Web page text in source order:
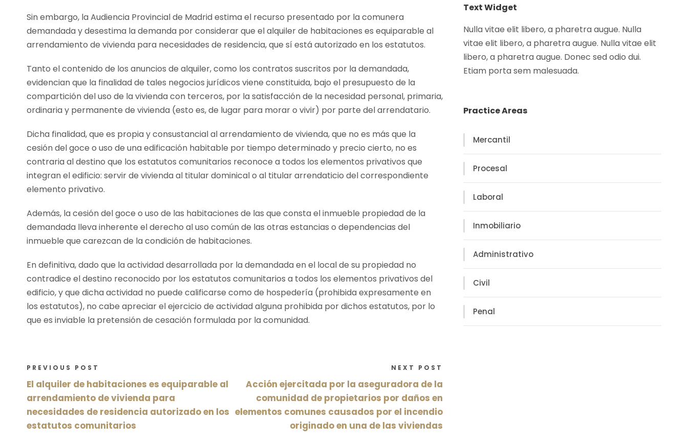
Sin embargo, la Audiencia Provincial de Madrid estima el recurso presentado por la comunera
demandada y desestima la demanda por considerar que el alquiler de habitaciones es equiparable al
arrendamiento de vivienda para necesidades de residencia, que sí está autorizado en los estatutos.
Tanto el contenido de los anuncios de alquiler, como los contratos suscritos por la demandada,
evidencian que la finalidad de tales negocios jurídicos viene constituida, bajo el presupuesto de la
compartición del uso de la vivienda con terceros, por la satisfacción de la necesidad personal, primaria,
ordinaria y permanente de vivienda (esto es, de lugar para morar o vivir) por parte del arrendatario.
Dicha finalidad, que es propia y consustancial al arrendamiento de vivienda, que no es más que la
cesión del goce o uso de una edificación habitable por tiempo determinado y precio cierto, no es
contraria al destino que los estatutos comunitarios reconoce a todos los elementos privativos que
integran el edificio: servir de vivienda al titular dominical o al titular arrendaticio del correspondiente
elemento privativo.
Además, la cesión del goce o uso de las habitaciones de las que consta el inmueble propiedad de la
demandada lleva inherente el derecho al uso común de las otras estancias o dependencias del
inmueble que carezcan de la condición de habitaciones.
En definitiva, dado que la actividad desarrollada por la demandada en el local de su propiedad no
contradice el destino reconocido por los estatutos comunitarios a todos los elementos privativos del
edificio, y que dicha actividad no puede calificarse como de hospedería (prohibida expresamente en
los estatutos), no cabe apreciar el ejercicio de actividad alguna prohibida por dichos estatutos, por lo
que es inviable la pretensión de cesación formulada por la comunidad.
PREVIOUS POST
El alquiler de habitaciones es equiparable al
arrendamiento de vivienda para
necesidades de residencia autorizado en los
estatutos comunitarios
NEXT POST
Acción ejercitada por la aseguradora de la
comunidad de propietarios por daños en
elementos comunes causados por el incendio
originado en una de las viviendas
Text Widget
Nulla vitae elit libero, a pharetra augue. Nulla
vitae elit libero, a pharetra augue. Nulla vitae elit
libero, a pharetra augue. Donec sed odio dui.
Etiam porta sem malesuada.
Practice Areas
Mercantil
Procesal
Laboral
Inmobiliario
Administrativo
Civil
Penal